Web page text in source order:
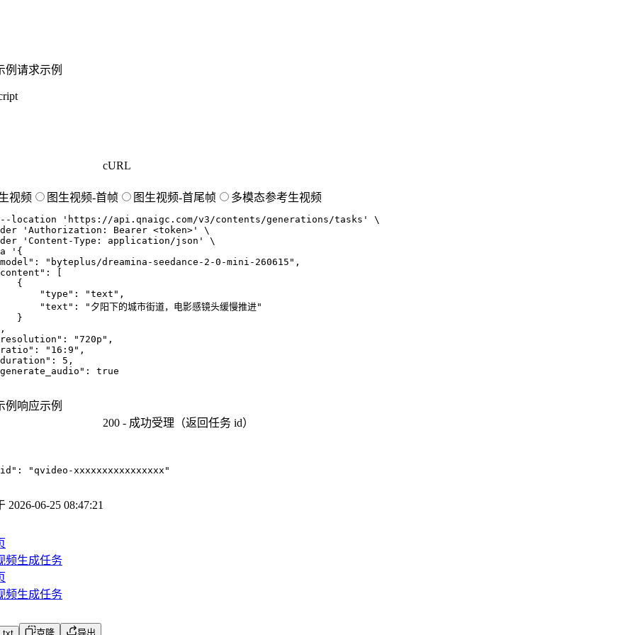
例 请求示例
cURL
视频 图生视频-首帧 图生视频-首尾帧 多模态参考生视频
--location 'https://api.qnaigc.com/v3/contents/generations/tasks'
'Authorization: Bearer <token>'
'Content-Type: application/json'
'{
"byteplus/dreamina-seedance-2-0-mini-260615",
[
{
"type": "text",
"text": "夕阳下的城市街道，电影感镜头缓慢推进"
}
"720p",
"16:9",
5,
true
例 响应示例
200 - 成功受理（返回任务 id）
: "qvideo-xxxxxxxxxxxxxxxx"
2026-06-25 08:47:21
频生成任务
频生成任务